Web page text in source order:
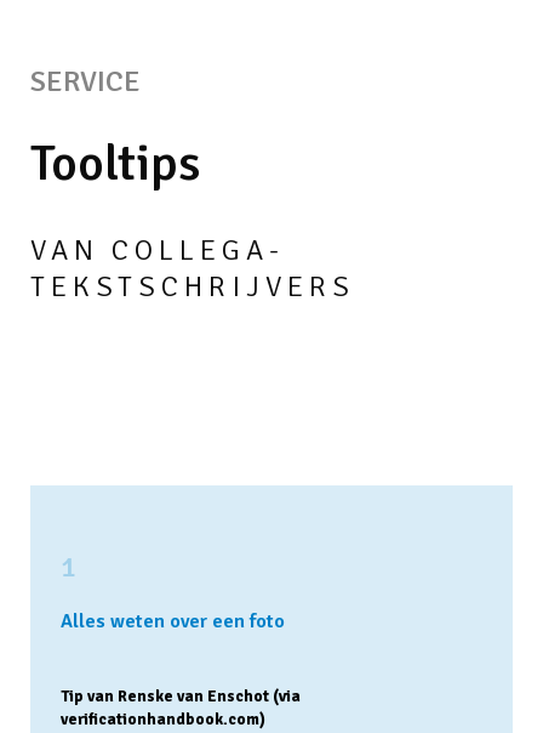
SERVICE
Tooltips
VAN COLLEGA-
TEKSTSCHRIJVERS
1
Alles weten over een foto
Tip van Renske van Enschot (via
verificationhandbook.com)